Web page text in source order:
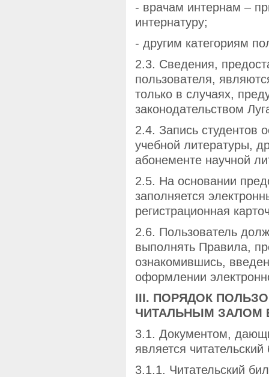
- врачам интернам –
интернатуру;
- другим категориям
2.3. Сведения,
пользователя,
только в случаях,
законодательством
2.4. Запись студентов
учебной литературы,
абонементе научной
2.5. На основании
заполняется
регистрационная
2.6. Пользователь
выполнять Правила,
ознакомившись,
оформлении
III. ПОРЯДОК
ЧИТАЛЬНЫМ ЗАЛОМ
3.1. Документом,
является читательский
3.1.1. Читательский